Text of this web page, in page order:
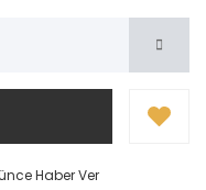
Haber Ver